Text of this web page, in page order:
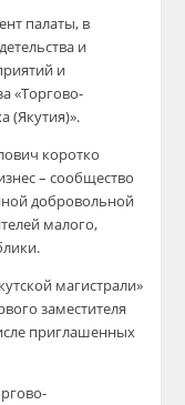
палаты, в
и
и
«Торгово-
(Якутия)».
коротко
– сообщество
добровольной
малого,
магистрали»
заместителя
приглашенных